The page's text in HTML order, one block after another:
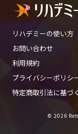
リハデミーの使い方
お問い合わせ
利用規約
プライバシーポリシ
特定商取引法に基づ
© 2026